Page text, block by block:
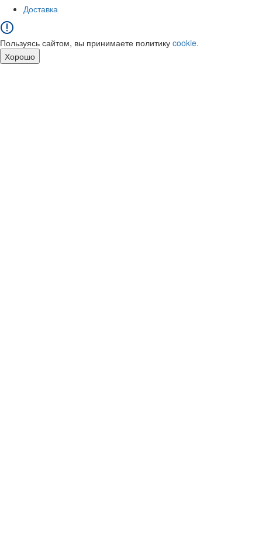
Доставка
Пользуясь сайтом, вы принимаете политику cookie.
Хорошо